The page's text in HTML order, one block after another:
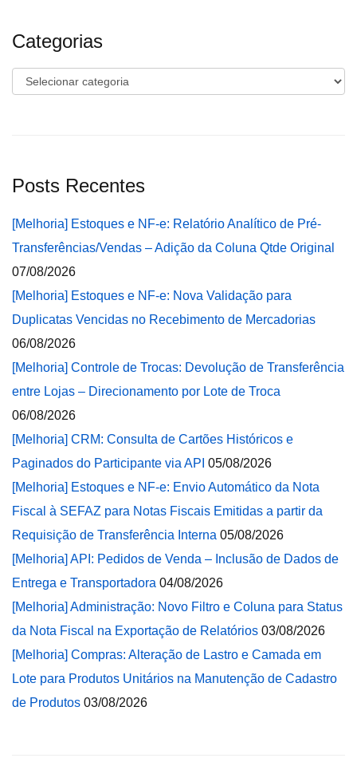
Categorias
Categorias
Posts Recentes
[Melhoria] Estoques e NF-e: Relatório Analítico de Pré-
Transferências/Vendas – Adição da Coluna Qtde Original
07/08/2026
[Melhoria] Estoques e NF-e: Nova Validação para
Duplicatas Vencidas no Recebimento de Mercadorias
06/08/2026
[Melhoria] Controle de Trocas: Devolução de Transferência
entre Lojas – Direcionamento por Lote de Troca
06/08/2026
[Melhoria] CRM: Consulta de Cartões Históricos e
Paginados do Participante via API 05/08/2026
[Melhoria] Estoques e NF-e: Envio Automático da Nota
Fiscal à SEFAZ para Notas Fiscais Emitidas a partir da
Requisição de Transferência Interna 05/08/2026
[Melhoria] API: Pedidos de Venda – Inclusão de Dados de
Entrega e Transportadora 04/08/2026
[Melhoria] Administração: Novo Filtro e Coluna para Status
da Nota Fiscal na Exportação de Relatórios 03/08/2026
[Melhoria] Compras: Alteração de Lastro e Camada em
Lote para Produtos Unitários na Manutenção de Cadastro
de Produtos 03/08/2026